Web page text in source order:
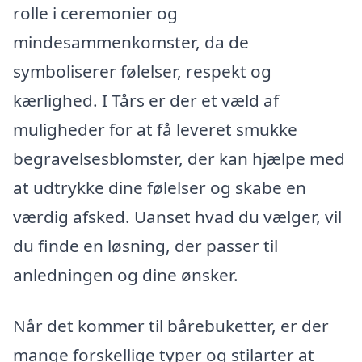
rolle i ceremonier og
mindesammenkomster, da de
symboliserer følelser, respekt og
kærlighed. I Tårs er der et væld af
muligheder for at få leveret smukke
begravelsesblomster, der kan hjælpe med
at udtrykke dine følelser og skabe en
værdig afsked. Uanset hvad du vælger, vil
du finde en løsning, der passer til
anledningen og dine ønsker.
Når det kommer til bårebuketter, er der
mange forskellige typer og stilarter at